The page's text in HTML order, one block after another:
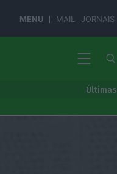
MENU MAIL JORNAIS
Últimas